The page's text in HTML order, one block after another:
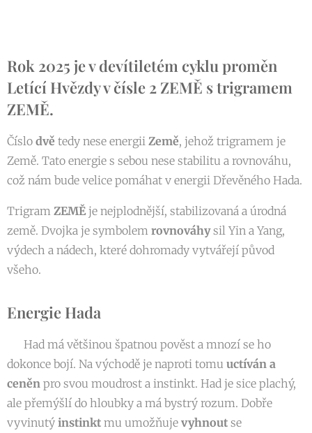
Rok 2025 je v devítiletém cyklu proměn
Letící Hvězdy v čísle 2 ZEMĚ s trigramem
ZEMĚ.
Číslo dvě tedy nese energii Země, jehož trigramem je
Země. Tato energie s sebou nese stabilitu a rovnováhu,
což nám bude velice pomáhat v energii Dřevěného Hada.
Trigram ZEMĚje nejplodnější, stabilizovaná a úrodná
země. Dvojka je symbolem rovnováhysil Yin a Yang,
výdech a nádech, které dohromady vytvářejí původ
všeho.
Energie Hada
🐍 Had má většinou špatnou pověst a mnozí se ho
dokonce bojí. Na východě je naproti tomu uctíván a
ceněn pro svou moudrost a instinkt. Had je sice plachý,
ale přemýšlí do hloubky a má bystrý rozum. Dobře
vyvinutý instinkt mu umožňuje vyhnout se